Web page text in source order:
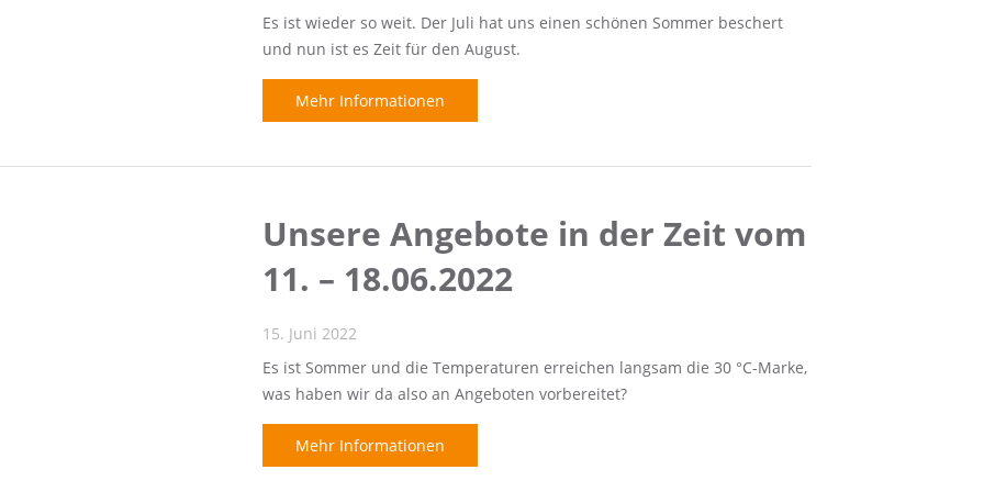
Es ist wieder so weit. Der Juli hat uns einen schönen Sommer beschert
und nun ist es Zeit für den August.
Mehr Informationen
Unsere Angebote in der Zeit vom
11. – 18.06.2022
15. Juni 2022
Es ist Sommer und die Temperaturen erreichen langsam die 30 °C-Marke,
was haben wir da also an Angeboten vorbereitet?
Mehr Informationen